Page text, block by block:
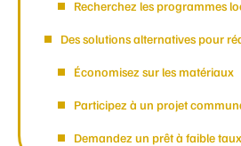
Recherchez les programmes
Des solutions alternatives pour
Économisez sur les matériaux
Participez à un projet
Demandez un prêt à faible